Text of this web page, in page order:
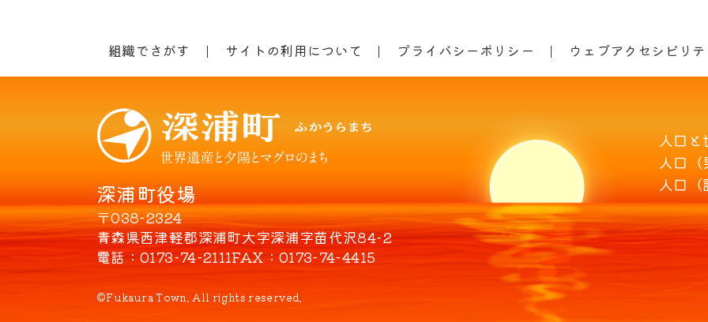
組織でさがす サイトの利用について プライバシーポリシー ウェブアクセシビリ
深浦町役場
〒038-2324
青森県西津軽郡深浦町大字深浦字苗代沢84-2
電話
0173-74-2111FAX 0173-74-4415
人口と
人口（
人口（
©Fukaura Town. All rights reserved.